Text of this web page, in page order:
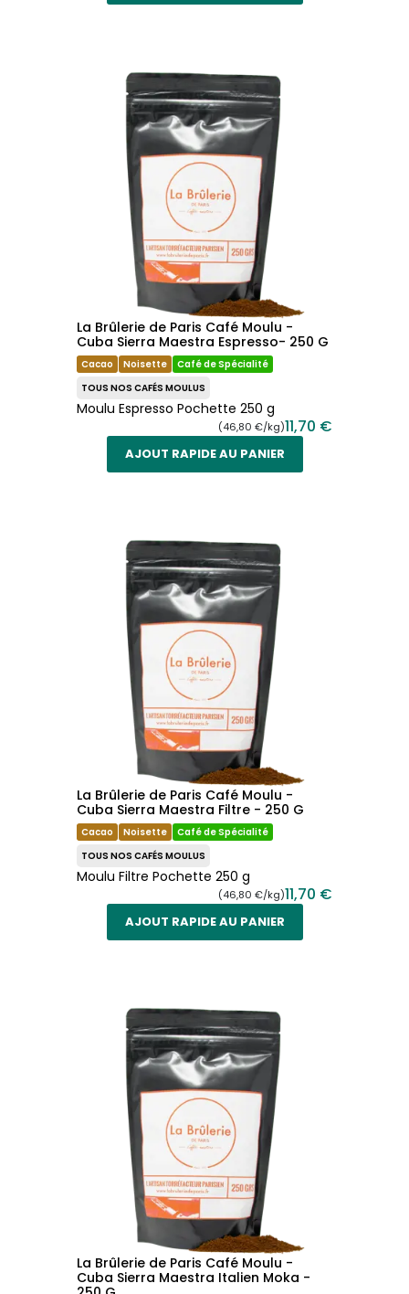
La Brûlerie de Paris Café Moulu -
Cuba Sierra Maestra Espresso- 250 G
Cacao Noisette
Café de Spécialité
TOUS NOS CAFÉS MOULUS
Moulu Espresso Pochette 250 g
(46,80 €/kg)11,70 €
AJOUT RAPIDE AU PANIER
La Brûlerie de Paris Café Moulu -
Cuba Sierra Maestra Filtre - 250 G
Cacao Noisette
Café de Spécialité
TOUS NOS CAFÉS MOULUS
Moulu Filtre Pochette 250 g
(46,80 €/kg)11,70 €
AJOUT RAPIDE AU PANIER
La Brûlerie de Paris Café Moulu -
Cuba Sierra Maestra Italien Moka -